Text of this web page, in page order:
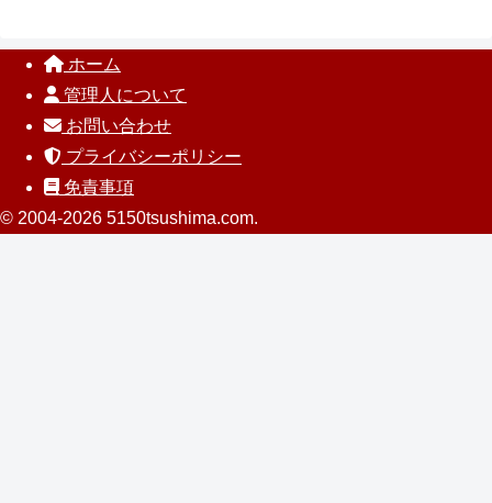
ホーム
管理人について
お問い合わせ
プライバシーポリシー
免責事項
© 2004-2026 5150tsushima.com.